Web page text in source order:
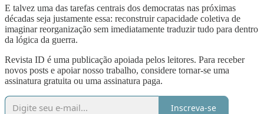
E talvez uma das tarefas centrais dos democratas nas próximas
décadas seja justamente essa: reconstruir capacidade coletiva de
imaginar reorganização sem imediatamente traduzir tudo para dentro
da lógica da guerra.
Revista ID é uma publicação apoiada pelos leitores. Para receber
novos posts e apoiar nosso trabalho, considere tornar-se uma
assinatura gratuita ou uma assinatura paga.
Inscreva-se